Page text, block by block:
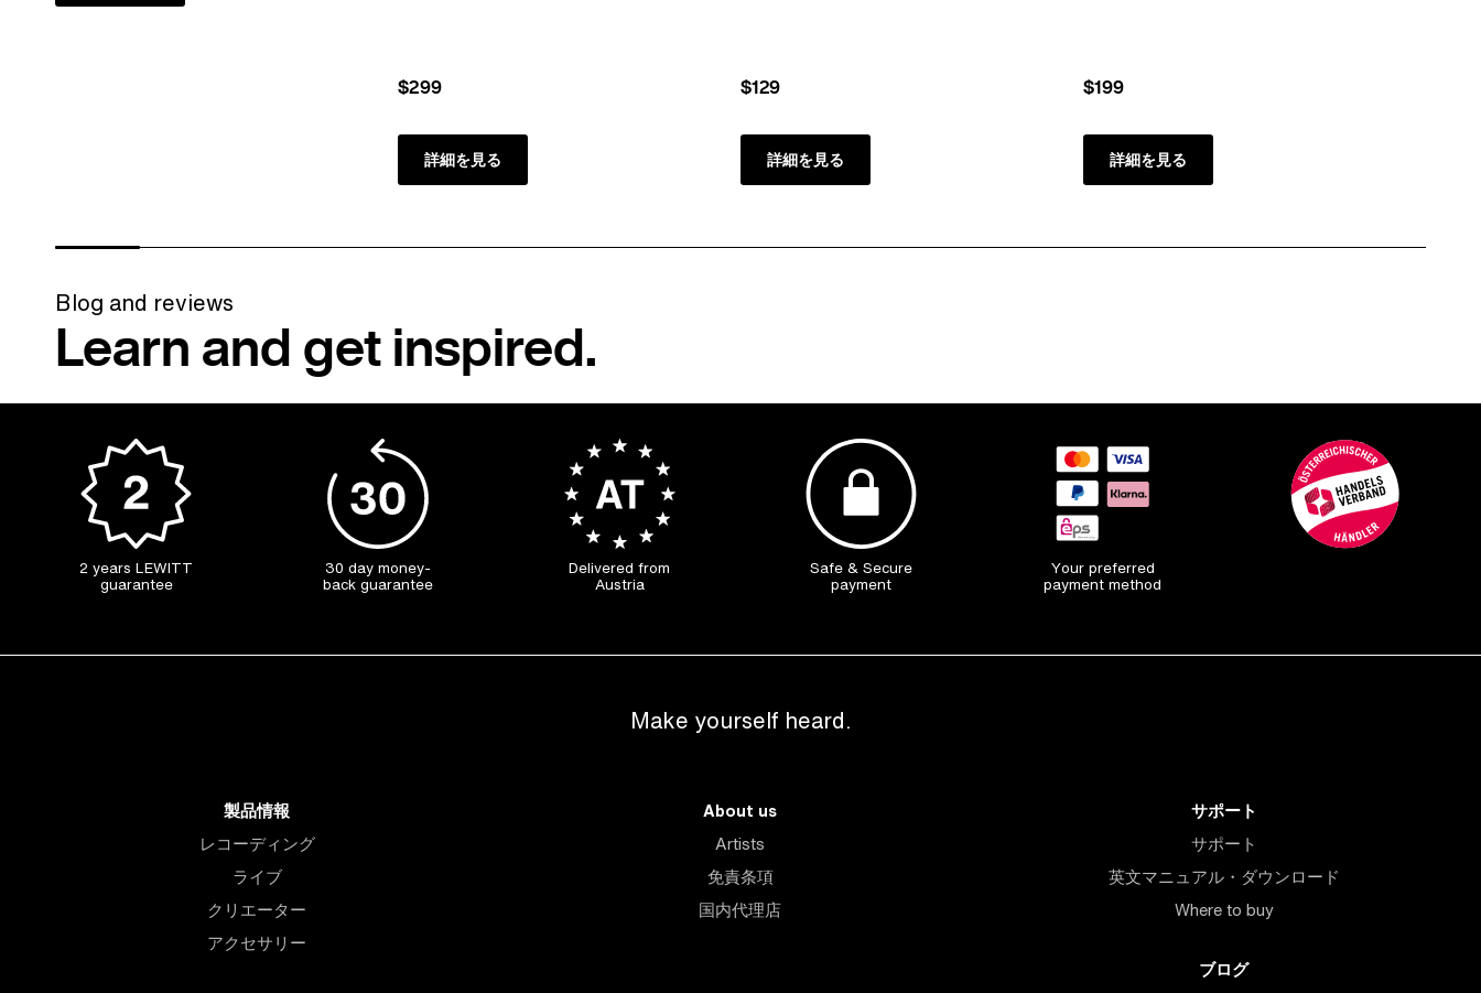
$299
詳細を見る
$129
詳細を見る
$199
詳細を見る
Blog and reviews
Learn and get inspired.
2 years LEWITT
guarantee
30 day money-
back guarantee
Delivered from
Austria
Safe & Secure
payment
Your preferred
payment method
Make yourself heard.
製品情報
レコーディング
ライブ
クリエーター
アクセサリー
About us
Artists
免責条項
国内代理店
サポート
サポート
英文マニュアル・ダウンロード
Where to buy
ブログ